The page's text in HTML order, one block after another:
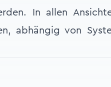
In allen
abhängig von